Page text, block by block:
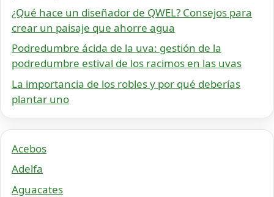
¿Qué hace un diseñador de QWEL? Consejos para
crear un paisaje que ahorre agua
Podredumbre ácida de la uva: gestión de la
podredumbre estival de los racimos en las uvas
La importancia de los robles y por qué deberías
plantar uno
Acebos
Adelfa
Aguacates